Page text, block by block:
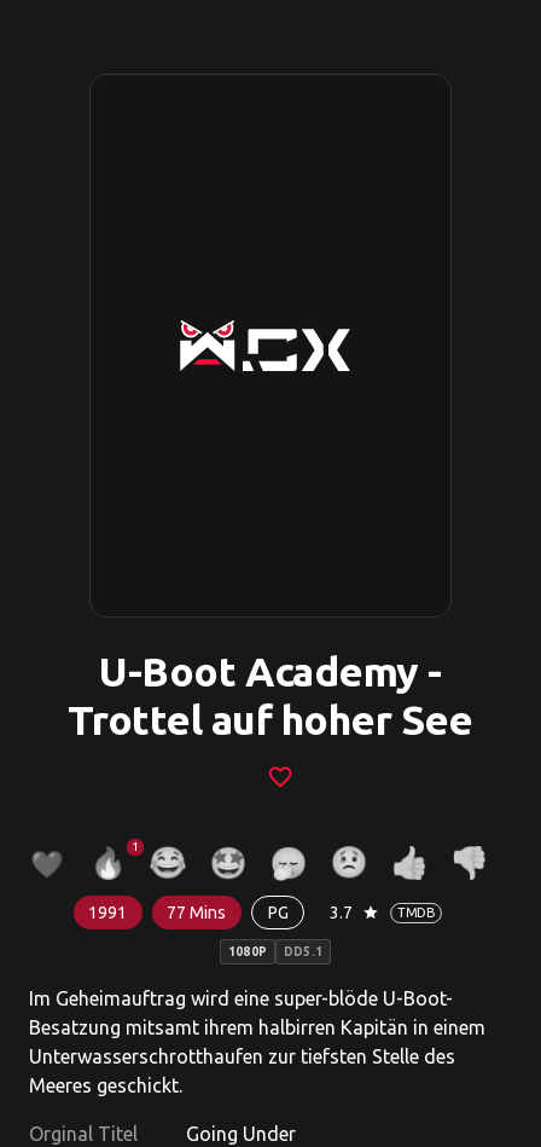
U-Boot Academy -
Trottel auf hoher See
favorite_border
1
1991 77 Mins PG 3.7 star TMDB
1080P DD5.1
Im Geheimauftrag wird eine super-blöde U-Boot-
Besatzung mitsamt ihrem halbirren Kapitän in einem
Unterwasserschrotthaufen zur tiefsten Stelle des
Meeres geschickt.
Orginal Titel
Going Under